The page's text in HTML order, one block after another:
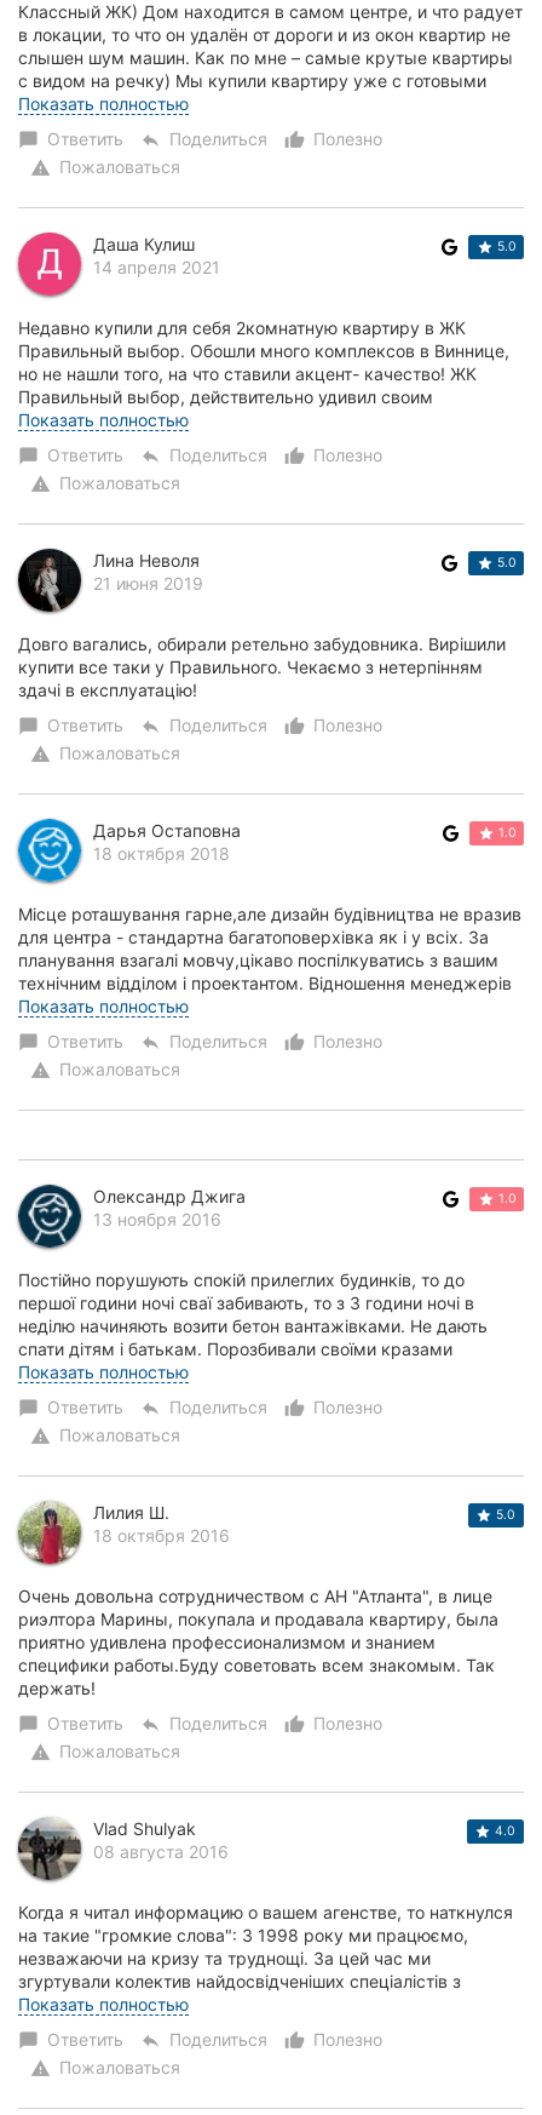
Классный ЖК) Дом находится в самом центре, и что радует
в локации, то что он удалён от дороги и из окон квартир не
слышен шум машин. Как по мне – самые крутые квартиры
с видом на речку) Мы купили квартиру уже с готовыми
чистовыми работами, нам остаё...
Показать полностью
chat_bubble Ответить reply Поделиться thumb_up_alt
Полезно
warning Пожаловаться
Даша Кулиш
14 апреля 2021
5.0
Недавно купили для себя 2комнатную квартиру в ЖК
Правильный выбор. Обошли много комплексов в Виннице,
но не нашли того, на что ставили акцент- качество! ЖК
Правильный выбор, действительно удивил своим
качеством постройки: стены толстые из кирпича, хо...
Показать полностью
chat_bubble Ответить reply Поделиться thumb_up_alt
Полезно
warning Пожаловаться
Лина Неволя
21 июня 2019
5.0
Довго вагались, обирали ретельно забудовника. Вирішили
купити все таки у Правильного. Чекаємо з нетерпінням
здачі в експлуатацію!
chat_bubble Ответить reply Поделиться thumb_up_alt
Полезно
warning Пожаловаться
Дарья Остаповна
18 октября 2018
1.0
Місце роташування гарне,але дизайн будівництва не вразив
для центра - стандартна багатоповерхівка як і у всіх. За
планування взагалі мовчу,цікаво поспілкуватись з вашим
технічним відділом і проектантом. Відношення менеджерів
до клієнтів на рівні Техн...
Показать полностью
chat_bubble Ответить reply Поделиться thumb_up_alt
Полезно
warning Пожаловаться
Олександр Джига
13 ноября 2016
1.0
Постійно порушують спокій прилеглих будинків, то до
першої години ночі сваї забивають, то з 3 години ночі в
неділю начиняють возити бетон вантажівками. Не дають
спати дітям і батькам. Порозбивали своїми кразами
тротуари, порозколювали люки, збили сто...
Показать полностью
chat_bubble Ответить reply Поделиться thumb_up_alt
Полезно
warning Пожаловаться
Лилия Ш.
18 октября 2016
5.0
Очень довольна сотрудничеством с АН "Атланта", в лице
риэлтора Марины, покупала и продавала квартиру, была
приятно удивлена профессионализмом и знанием
специфики работы.Буду советовать всем знакомым. Так
держать!
chat_bubble Ответить reply Поделиться thumb_up_alt
Полезно
warning Пожаловаться
Vlad Shulyak
08 августа 2016
4.0
Когда я читал информацию о вашем агенстве, то наткнулся
на такие "громкие слова": З 1998 року ми працюємо,
незважаючи на кризу та труднощі. За цей час ми
згуртували колектив найдосвідченіших спеціалістів з
нерухомості, справжніх професіоналів своєї с...
Показать полностью
chat_bubble Ответить reply Поделиться thumb_up_alt
Полезно
warning Пожаловаться